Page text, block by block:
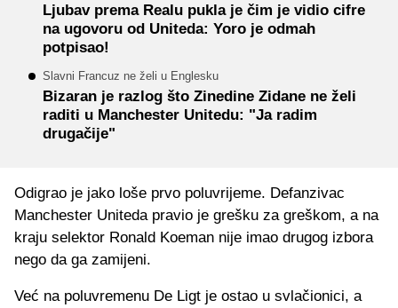
Ljubav prema Realu pukla je čim je vidio cifre
na ugovoru od Uniteda: Yoro je odmah
potpisao!
Slavni Francuz ne želi u Englesku
Bizaran je razlog što Zinedine Zidane ne želi
raditi u Manchester Unitedu: "Ja radim
drugačije"
Odigrao je jako loše prvo poluvrijeme. Defanzivac
Manchester Uniteda pravio je grešku za greškom, a na
kraju selektor Ronald Koeman nije imao drugog izbora
nego da ga zamijeni.
Već na poluvremenu De Ligt je ostao u svlačionici, a